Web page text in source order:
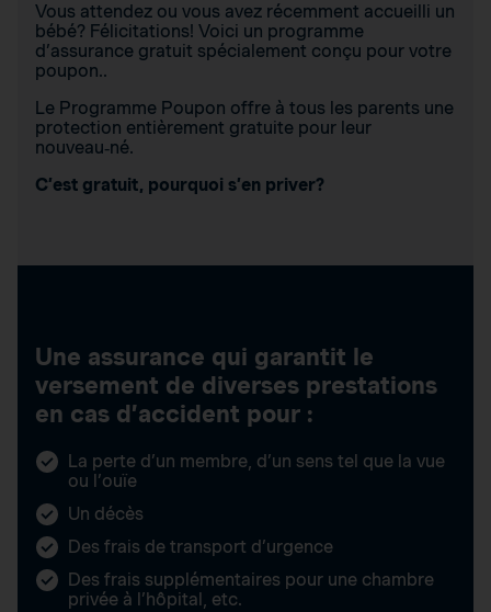
Vous attendez ou vous avez récemment accueilli un
bébé? Félicitations! Voici un programme
d’assurance gratuit spécialement conçu pour votre
poupon..
Le Programme Poupon offre à tous les parents une
protection entièrement gratuite pour leur
nouveau‑né.
C’est gratuit, pourquoi s’en priver?
Une assurance qui garantit le
versement de diverses prestations
en cas d’accident pour :
La perte d’un membre, d’un sens tel que la vue
ou l’ouïe
Un décès
Des frais de transport d’urgence
Des frais supplémentaires pour une chambre
privée à l’hôpital, etc.